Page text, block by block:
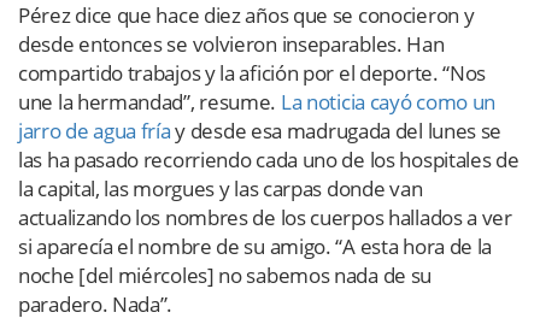
Pérez dice que hace diez años que se conocieron y
desde entonces se volvieron inseparables. Han
compartido trabajos y la afición por el deporte. “Nos
une la hermandad”, resume. La noticia cayó como un
jarro de agua fríay desde esa madrugada del lunes se
las ha pasado recorriendo cada uno de los hospitales de
la capital, las morgues y las carpas donde van
actualizando los nombres de los cuerpos hallados a ver
si aparecía el nombre de su amigo. “A esta hora de la
noche [del miércoles] no sabemos nada de su
paradero. Nada”.